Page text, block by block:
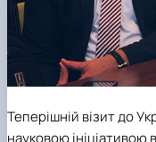
Теперішній візит до
науковою ініціативою